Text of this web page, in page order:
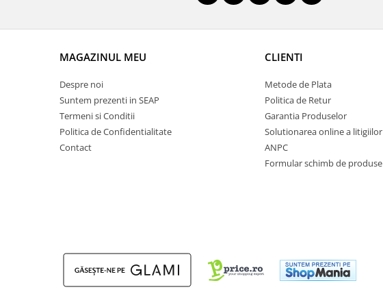
MAGAZINUL MEU
Despre noi
Suntem prezenti in SEAP
Termeni si Conditii
Politica de Confidentialitate
Contact
CLIENTI
Metode de Plata
Politica de Retur
Garantia Produselor
Solutionarea online a litigiilor
ANPC
Formular schimb de produse